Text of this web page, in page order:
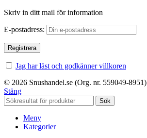
Skriv in ditt mail för information
E-postadress:
Jag har läst och godkänner villkoren
© 2026 Snushandel.se (Org. nr. 559049-8951)
Stäng
Sök
Meny
Kategorier